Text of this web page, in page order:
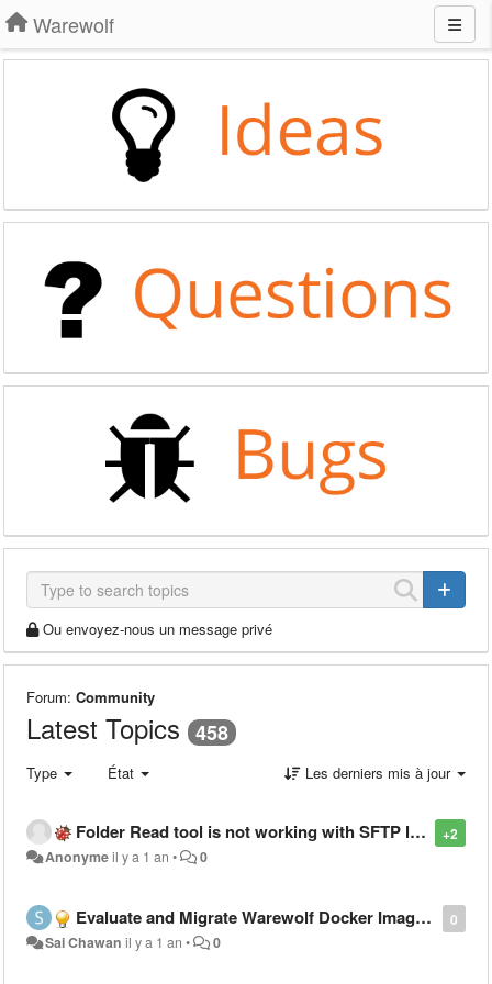
Warewolf
Ou envoyez-nous un message privé
Forum: Community
Latest Topics 458
Type État Les derniers mis à jour
+2
Folder Read tool is not working with SFTP location having long password
Anonymeil y a 1 an • 0
0
Evaluate and Migrate Warewolf Docker Image to Windows Server 2022 Base
Sai Chawan il y a 1 an • 0